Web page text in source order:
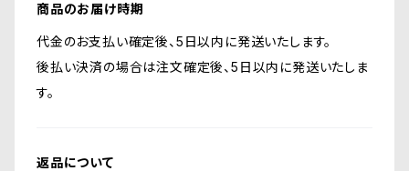
商品のお届け時期
代金のお支払い確定後、5日以内に発送いたします。
後払い決済の場合は注文確定後、5日以内に発送いたしま
す。
返品について